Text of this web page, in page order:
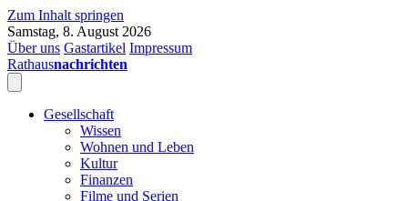
Zum Inhalt springen
Samstag, 8. August 2026
Über uns Gastartikel Impressum
Rathausnachrichten
Gesellschaft
Wissen
Wohnen und Leben
Kultur
Finanzen
Filme und Serien